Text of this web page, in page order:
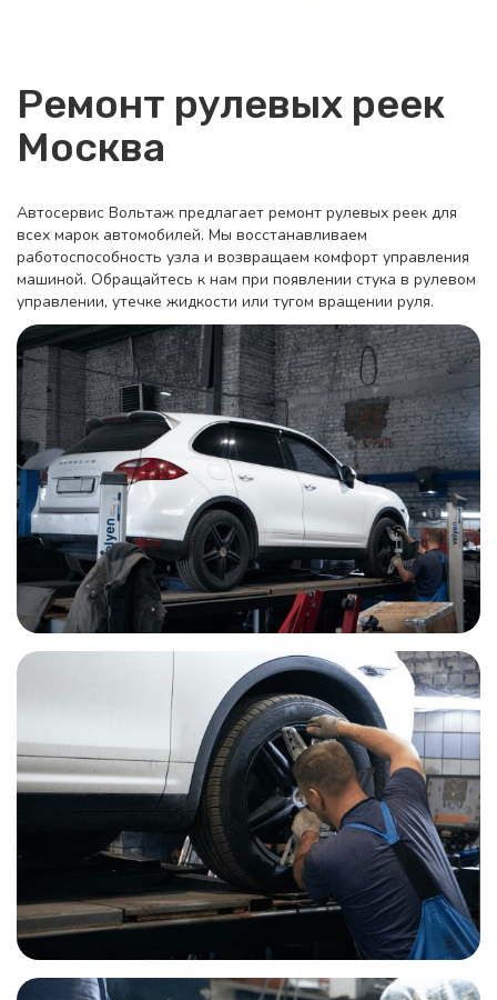
Ремонт рулевых реек
Москва
Автосервис Вольтаж предлагает ремонт рулевых реек для
всех марок автомобилей. Мы восстанавливаем
работоспособность узла и возвращаем комфорт управления
машиной. Обращайтесь к нам при появлении стука в рулевом
управлении, утечке жидкости или тугом вращении руля.